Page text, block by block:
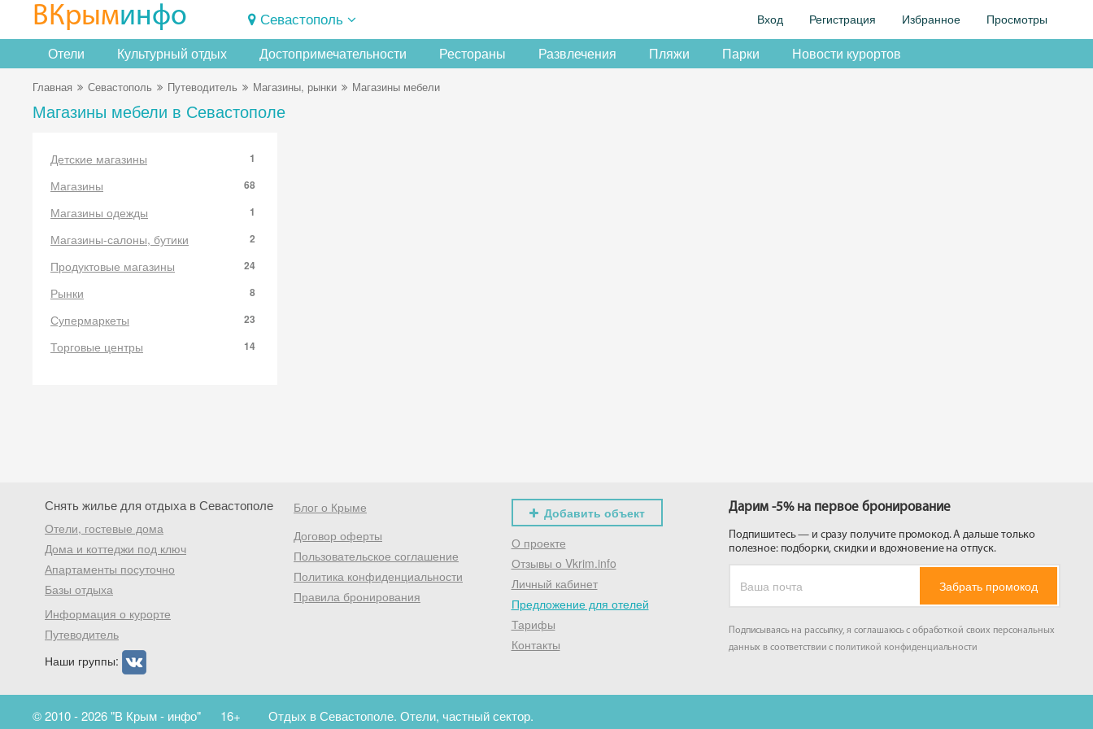
ВКрыминфо Севастополь Вход Регистрация Избранное Просмотры
Отели Культурный отдых Достопримечательности Рестораны Развлечения Пляжи Парки Новости курортов
Главная Севастополь Путеводитель Магазины, рынки Магазины мебели
Магазины мебели в Севастополе
Детские магазины 1
Магазины 68
Магазины одежды 1
Магазины-салоны, бутики 2
Продуктовые магазины 24
Рынки 8
Супермаркеты 23
Торговые центры 14
Снять жилье для отдыха в Севастополе
Отели, гостевые дома
Дома и коттеджи под ключ
Апартаменты посуточно
Базы отдыха
Информация о курорте
Путеводитель
Наши группы:
Блог о Крыме
Договор оферты
Пользовательское соглашение
Политика конфиденциальности
Правила бронирования
Добавить объект
О проекте
Отзывы о Vkrim.info
Личный кабинет
Предложение для отелей
Тарифы
Контакты
Дарим -5% на первое бронирование
Подпишитесь — и сразу получите промокод. А дальше только
полезное: подборки, скидки и вдохновение на отпуск.
Забрать промокод
Подписываясь на рассылку, я соглашаюсь с обработкой своих персональных
данных в соответствии с политикой конфиденциальности
© 2010 - 2026 "В Крым - инфо" 16+ Отдых в Севастополе. Отели, частный сектор.